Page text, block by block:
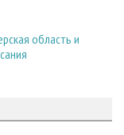
область и